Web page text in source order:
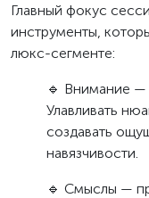
Главный фокус
инструменты,
люкс-сегменте:
🔹 Внимание —
Улавливать
создавать
навязчивости.
🔹 Смыслы —